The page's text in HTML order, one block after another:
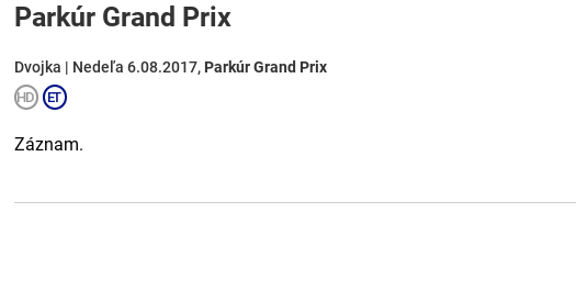
Parkúr Grand Prix
Dvojka | Nedeľa 6.08.2017, Parkúr Grand Prix
Záznam.